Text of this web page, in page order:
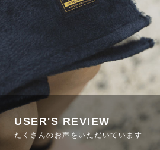
USER'S REVIEW
たくさんのお声をいただいています